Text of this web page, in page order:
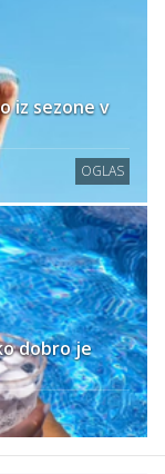
iz sezone v
OGLAS
dobro je